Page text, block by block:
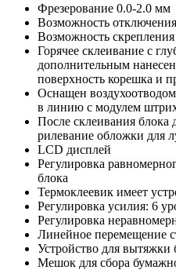
Фрезерование 0.0-2.0 мм
Возможность
Возможность
Горячее склеивание с
дополнительным
поверхность корешка и
Оснащен
в линию с модулем
После склеивания блока
рилевание обложки для
LCD дисплей
Регулировка
блока
Термоклеевик имеет
Регулировка усилия: 6
Регулировка
Линейное перемещение
Устройство для
Мешок для сбора